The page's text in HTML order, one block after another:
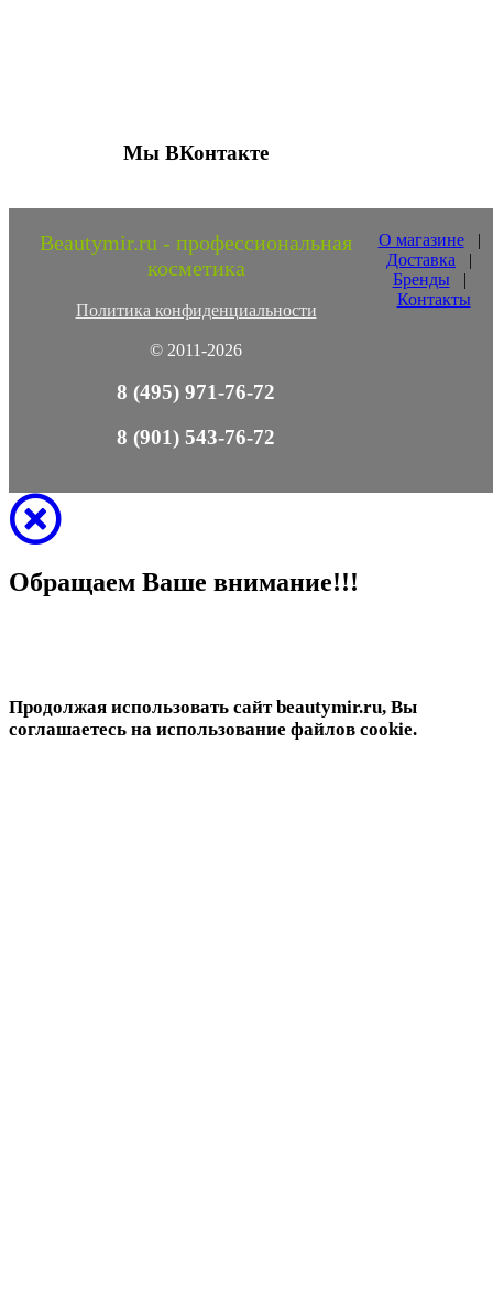
Мы ВКонтакте
Beautymir.ru - профессиональная
косметика
Политика конфиденциальности
© 2011-2026
О магазине|
Доставка |
Бренды |
Контакты
8 (495) 971-76-72
8 (901) 543-76-72
Обращаем Ваше внимание!!!
Продолжая использовать сайт beautymir.ru, Вы
соглашаетесь на использование файлов cookie.